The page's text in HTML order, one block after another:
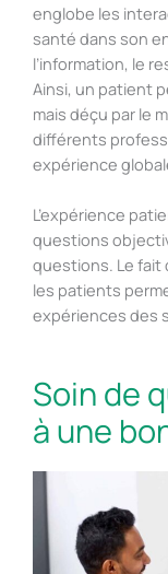
englobe les
santé dans son
l’information, le
Ainsi, un patient
mais déçu par le
différents
expérience
L’expérience
questions
questions. Le fait
les patients
expériences des
Soin de
à une